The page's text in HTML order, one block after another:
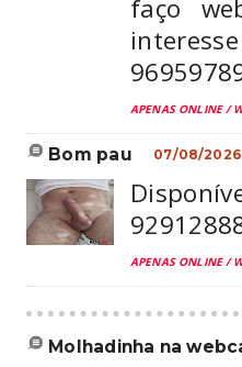
faço
APENAS ONLINE /
bom pau 07/08/2026
APENAS ONLINE /
molhadinha na